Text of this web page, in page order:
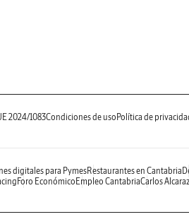
2024/1083Condiciones de uso Política de
digitales para PymesRestaurantes en Cantabria
Foro Económico Empleo CantabriaCarlos